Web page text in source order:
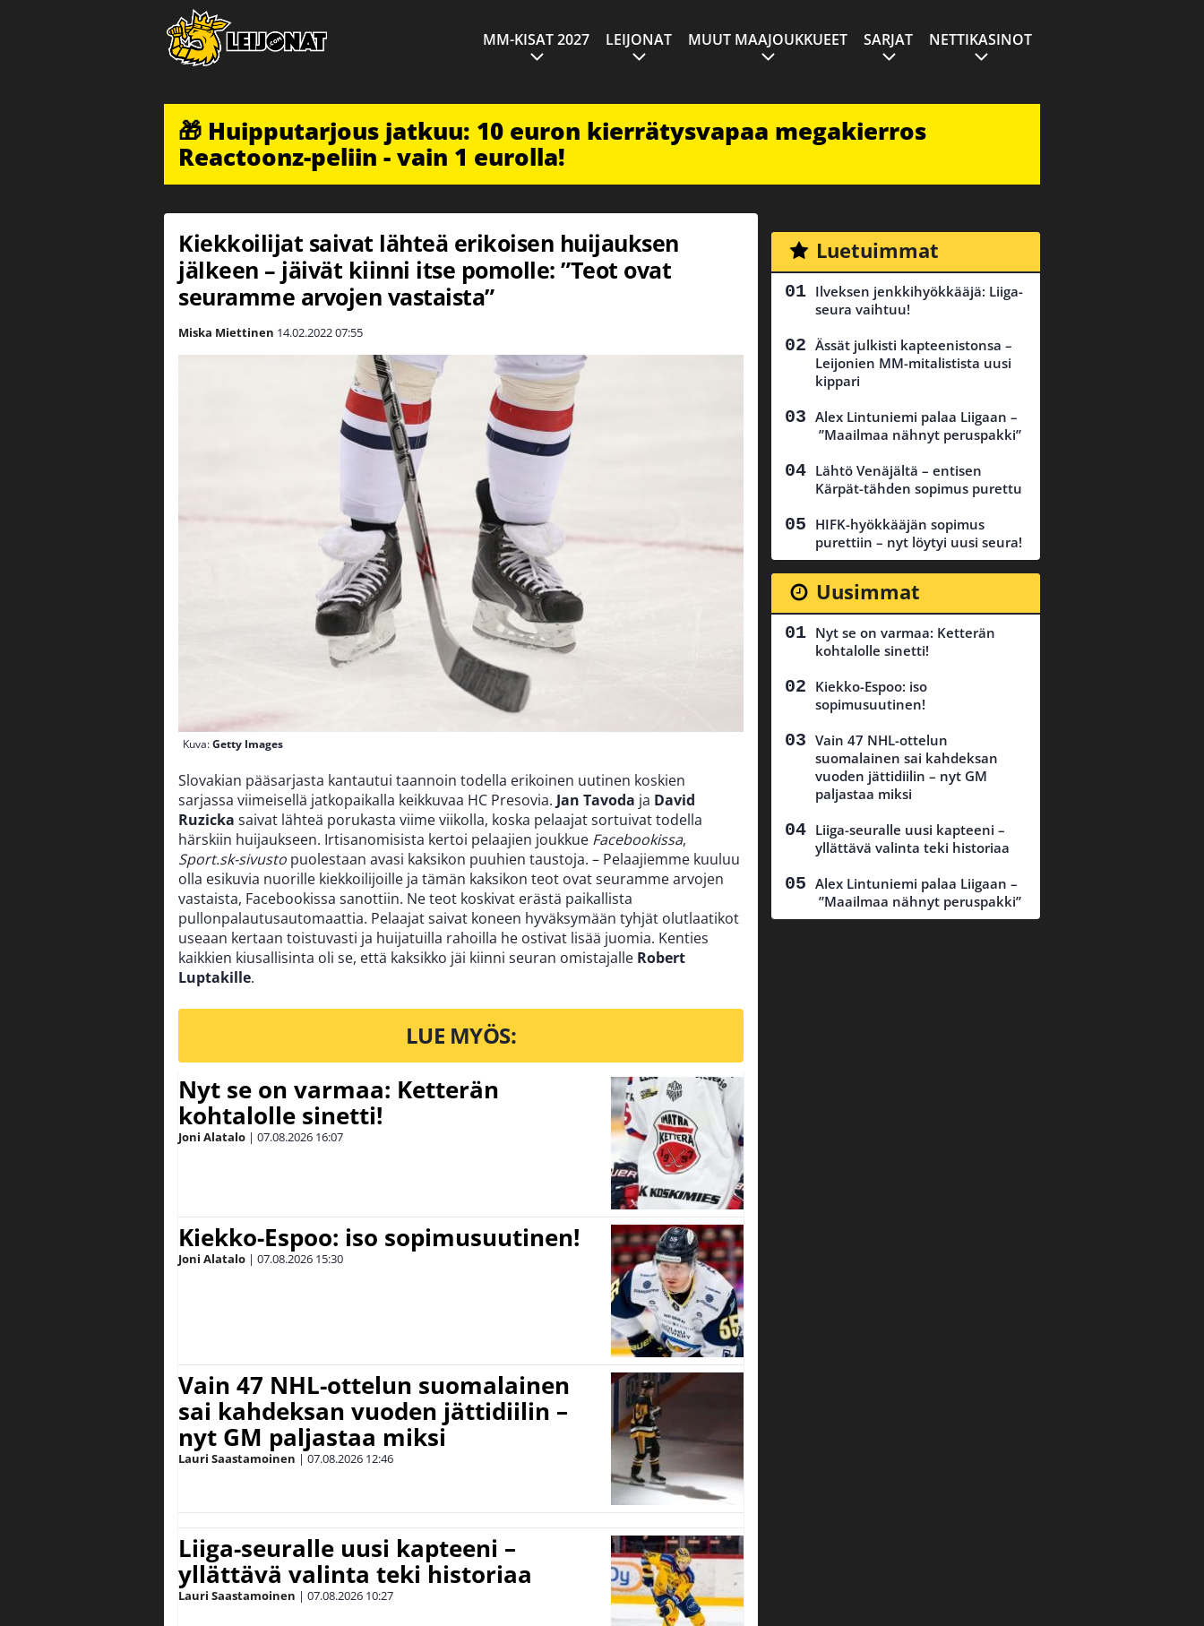
MM-KISAT 2027 LEIJONAT MUUT MAAJOUKKUEET SARJAT NETTIKASINOT
🎁 Huipputarjous jatkuu: 10 euron kierrätysvapaa megakierros
Reactoonz-peliin - vain 1 eurolla!
Kiekkoilijat saivat lähteä erikoisen huijauksen
jälkeen – jäivät kiinni itse pomolle: ”Teot ovat
seuramme arvojen vastaista”
Miska Miettinen 14.02.202207:55
Kuva:Getty Images
Slovakian pääsarjasta kantautui taannoin todella erikoinen uutinen koskien
sarjassa viimeisellä jatkopaikalla keikkuvaa HC Presovia. Jan Tavoda ja David
Ruzicka saivat lähteä porukasta viime viikolla, koska pelaajat sortuivat todella
härskiin huijaukseen. Irtisanomisista kertoi pelaajien joukkue Facebookissa,
Sport.sk-sivusto puolestaan avasi kaksikon puuhien taustoja. – Pelaajiemme kuuluu
olla esikuvia nuorille kiekkoilijoille ja tämän kaksikon teot ovat seuramme arvojen
vastaista, Facebookissa sanottiin. Ne teot koskivat erästä paikallista
pullonpalautusautomaattia. Pelaajat saivat koneen hyväksymään tyhjät olutlaatikot
useaan kertaan toistuvasti ja huijatuilla rahoilla he ostivat lisää juomia. Kenties
kaikkien kiusallisinta oli se, että kaksikko jäi kiinni seuran omistajalle Robert
Luptakille.
LUE MYÖS:
Nyt se on varmaa: Ketterän
kohtalolle sinetti!
Joni Alatalo | 07.08.2026 16:07
Kiekko-Espoo: iso sopimusuutinen!
Joni Alatalo | 07.08.2026 15:30
Vain 47 NHL-ottelun suomalainen
sai kahdeksan vuoden jättidiilin –
nyt GM paljastaa miksi
Lauri Saastamoinen | 07.08.2026 12:46
Liiga-seuralle uusi kapteeni –
yllättävä valinta teki historiaa
Lauri Saastamoinen | 07.08.2026 10:27
Luetuimmat
Ilveksen jenkkihyökkääjä: Liiga-
seura vaihtuu!
Ässät julkisti kapteenistonsa –
Leijonien MM-mitalistista uusi
kippari
Alex Lintuniemi palaa Liigaan –
”Maailmaa nähnyt peruspakki”
Lähtö Venäjältä – entisen
Kärpät-tähden sopimus purettu
HIFK-hyökkääjän sopimus
purettiin – nyt löytyi uusi seura!
Uusimmat
Nyt se on varmaa: Ketterän
kohtalolle sinetti!
Kiekko-Espoo: iso
sopimusuutinen!
Vain 47 NHL-ottelun
suomalainen sai kahdeksan
vuoden jättidiilin – nyt GM
paljastaa miksi
Liiga-seuralle uusi kapteeni –
yllättävä valinta teki historiaa
Alex Lintuniemi palaa Liigaan –
”Maailmaa nähnyt peruspakki”